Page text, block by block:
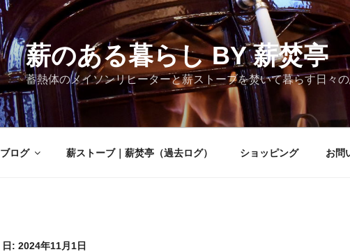
薪のある暮らし BY 薪焚亭
蓄熱体のメイソンリヒーターと薪ストーブを焚いて暮らす日々
ブログ 薪ストーブ｜薪焚亭（過去ログ） ショッピング お問
日: 2024年11月1日